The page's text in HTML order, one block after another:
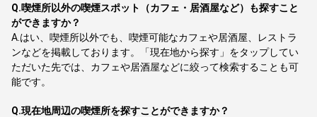
Q.喫煙所以外の喫煙スポット（カフェ・居酒屋など）も探すこと
ができますか？
A. はい、喫煙所以外でも、喫煙可能なカフェや居酒屋、レストラ
ンなどを掲載しております。「現在地から探す」をタップしてい
ただいた先では、カフェや居酒屋などに絞って検索することも可
能です。
Q.現在地周辺の喫煙所を探すことができますか？